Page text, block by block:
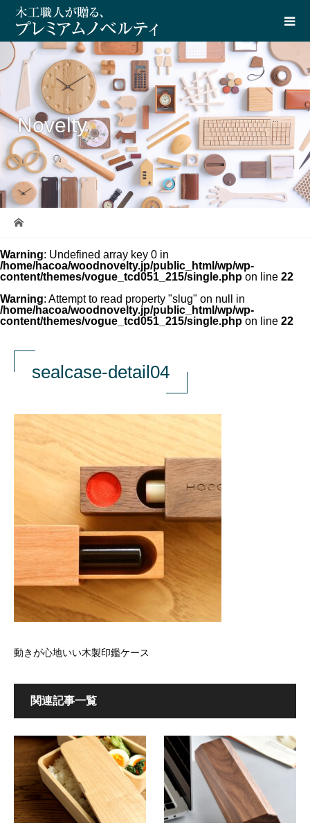
Novelty
Warning: Undefined array key 0 in
/home/hacoa/woodnovelty.jp/public_html/wp/wp-
content/themes/vogue_tcd051_215/single.php on line 22
Warning: Attempt to read property "slug" on null in
/home/hacoa/woodnovelty.jp/public_html/wp/wp-
content/themes/vogue_tcd051_215/single.php on line 22
sealcase-detail04
動きが心地いい木製印鑑ケース
関連記事一覧